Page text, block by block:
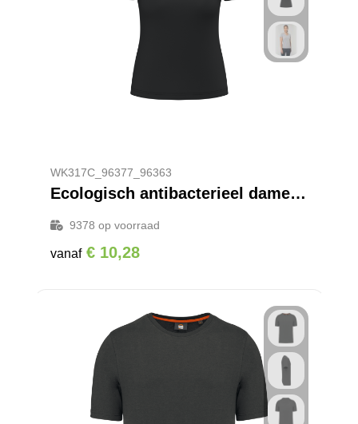
WK317C_96377_96363
Ecologisch antibacterieel dames-T-shirt met V-hals
9378 op voorraad
vanaf € 10,28